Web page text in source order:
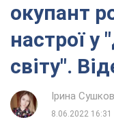
окупант
настрої у
світу".
Ірина
8.06.2022 16:31